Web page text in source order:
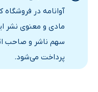
آوانامه در
مادی و معنوی نشر
سهم ناشر و صاحب
پرداخت می‌شود.